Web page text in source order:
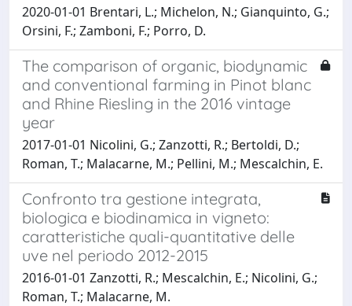
2020-01-01 Brentari, L.; Michelon, N.; Gianquinto, G.;
Orsini, F.; Zamboni, F.; Porro, D.
The comparison of organic, biodynamic
and conventional farming in Pinot blanc
and Rhine Riesling in the 2016 vintage
year
2017-01-01 Nicolini, G.; Zanzotti, R.; Bertoldi, D.;
Roman, T.; Malacarne, M.; Pellini, M.; Mescalchin, E.
Confronto tra gestione integrata,
biologica e biodinamica in vigneto:
caratteristiche quali-quantitative delle
uve nel periodo 2012-2015
2016-01-01 Zanzotti, R.; Mescalchin, E.; Nicolini, G.;
Roman, T.; Malacarne, M.